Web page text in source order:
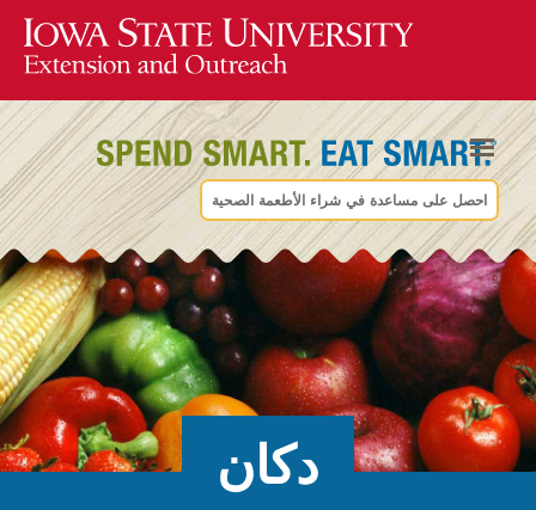
احصل على مساعدة في شراء الأطعمة الصحية
دكان